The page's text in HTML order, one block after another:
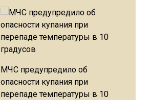
МЧС предупредило об
опасности купания при
перепаде температуры в 10